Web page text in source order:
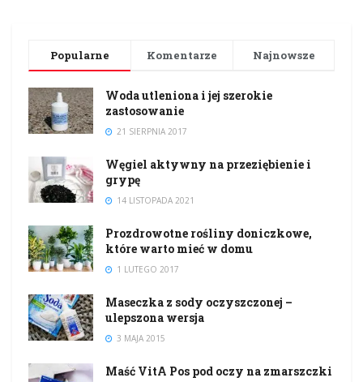
Popularne Komentarze Najnowsze
Woda utleniona i jej szerokie
zastosowanie
21 SIERPNIA 2017
Węgiel aktywny na przeziębienie i
grypę
14 LISTOPADA 2021
Prozdrowotne rośliny doniczkowe,
które warto mieć w domu
1 LUTEGO 2017
Maseczka z sody oczyszczonej –
ulepszona wersja
3 MAJA 2015
Maść VitA Pos pod oczy na zmarszczki